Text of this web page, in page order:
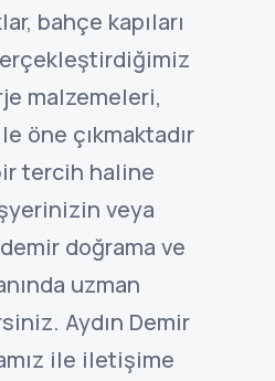
bahçe kapıları
malzemeleri,
öne çıkmaktadır
tercih haline
veya
doğrama ve
uzman
Aydın Demir
ile iletişime